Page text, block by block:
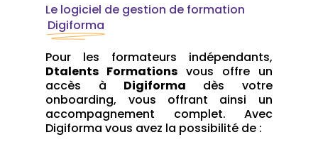
Le logiciel de gestion de formation
Digiforma
Pour les formateurs indépendants,
Dtalents Formations vous offre un
accès à Digiforma dès votre
onboarding, vous offrant ainsi un
accompagnement complet. Avec
Digiforma vous avez la possibilité de :